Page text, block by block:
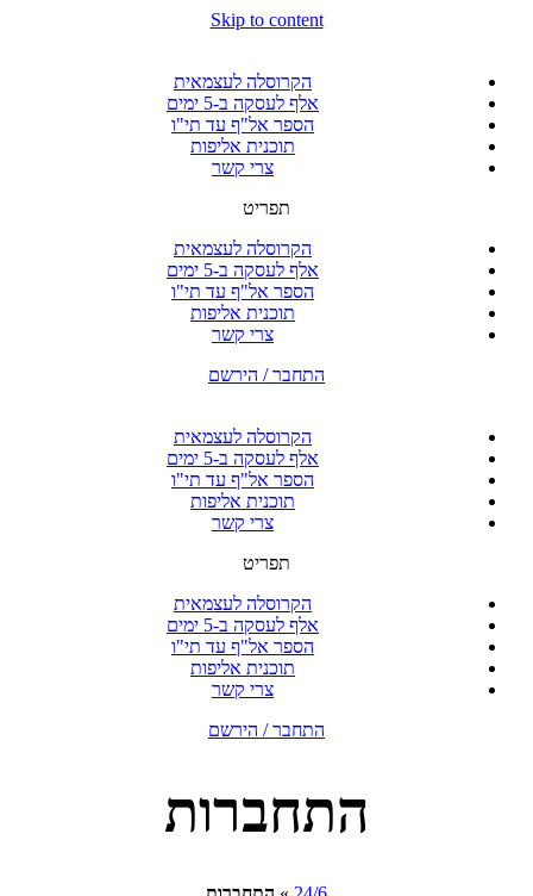
Skip to content
הקרוסלה לעצמאית
אלף לעסקה ב-5 ימים
הספר אל"ף עד תי"ו
תוכנית אליפות
צרי קשר
תפריט
הקרוסלה לעצמאית
אלף לעסקה ב-5 ימים
הספר אל"ף עד תי"ו
תוכנית אליפות
צרי קשר
התחבר / הירשם
הקרוסלה לעצמאית
אלף לעסקה ב-5 ימים
הספר אל"ף עד תי"ו
תוכנית אליפות
צרי קשר
תפריט
הקרוסלה לעצמאית
אלף לעסקה ב-5 ימים
הספר אל"ף עד תי"ו
תוכנית אליפות
צרי קשר
התחבר / הירשם
התחברות